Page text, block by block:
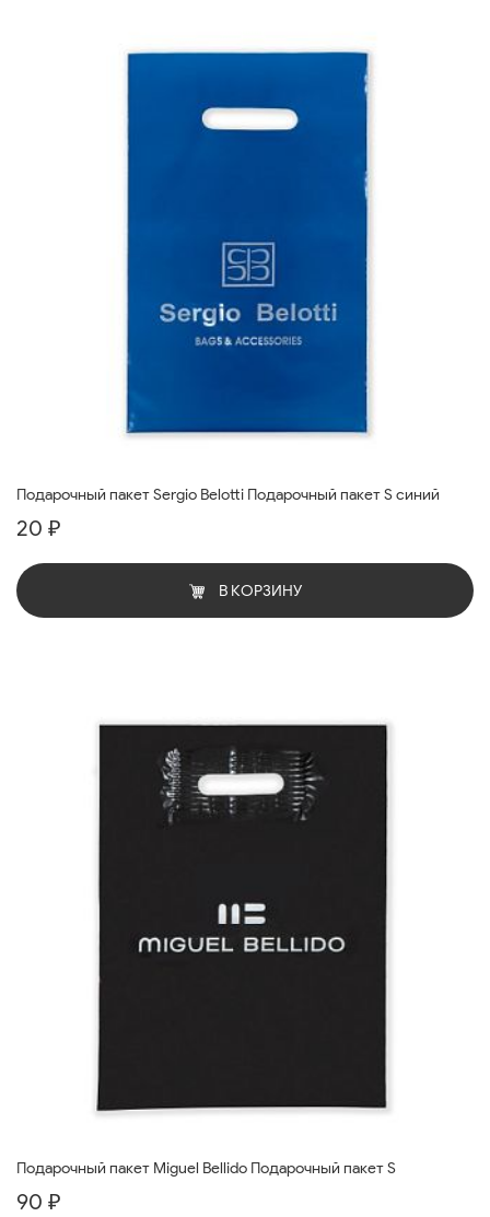
Подарочный пакет Sergio Belotti Подарочный пакет S синий
20 ₽
В КОРЗИНУ
Подарочный пакет Miguel Bellido Подарочный пакет S
90 ₽